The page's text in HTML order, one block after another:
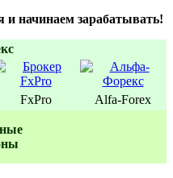
и начинаем зарабатывать!
FxPro Alfa-Forex